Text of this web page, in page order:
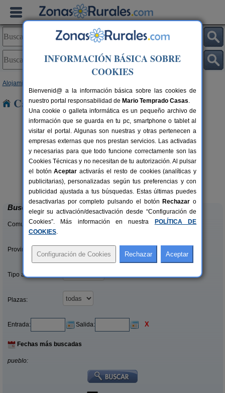
Alojamientos
Casas Rurales cerca de Sitges
6+6 pers.
desde25 €
El Mas de Tous
Sant Martí de Tous (Barcelona)
Buscar
Comunidades:
Provincias/Islas:
Tipo alquiler:
Plazas:
Entrada: Salida: X
Fechas más buscadas
pueblo:
INFORMACIÓN BÁSICA SOBRE
COOKIES
Bienvenid@ a la información básica sobre las cookies de
nuestro portal responsabilidad de Mario Temprado Casas.
Una cookie o galleta informática es un pequeño archivo de
información que se guarda en tu pc, smartphone o tablet al
visitar el portal. Algunas son nuestras y otras pertenecen a
empresas externas que nos prestan servicios. Las activadas
y necesarias para que todo funcione correctamente son las
Cookies Técnicas y no necesitan de tu autorización. Al pulsar
el botónAceptar activarás el resto de cookies (analíticas y
publicitarias), personalizadas según tus preferencias y con
publicidad ajustada a tus búsquedas. Estas últimas puedes
desactivarlas por completo pulsando el botón Rechazar o
elegir su activación/desactivación desde “Configuración de
Cookies”. Más información en nuestra
POLÍTICA DE
COOKIES.